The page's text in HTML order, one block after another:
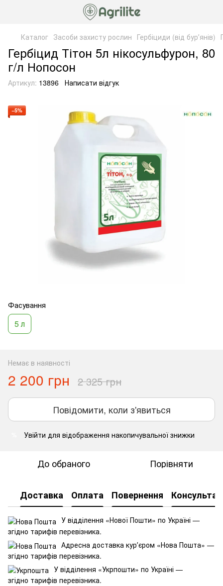
Каталог Засоби захисту рослин Гербіциди (від бурʼянів)
Гербіцид Тітон 5л нікосульфурон, 80
г/л Нопосон
Артикул: 13896 Написати відгук
−5%
Фасування
5 л
Немає в наявності
2 200 грн 2 325 грн
Повідомити, коли з'явиться
Увійти для відображення накопичувальної знижки
До обраного Порівняти
Доставка Оплата Повернення
У відділення «Нової Пошти» по Україні —
згідно тарифів перевізника.
Адресна доставка курʼєром «Нова Пошта» —
згідно тарифів перевізника.
У відділення «Укрпошти» по Україні —
згідно тарифів перевізника.